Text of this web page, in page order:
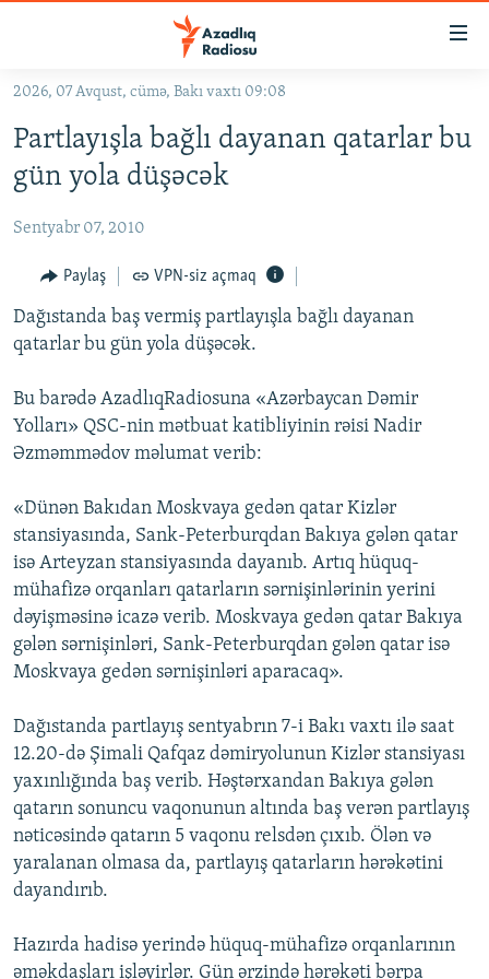
Əsas
qayıt
Əsas
naviqasiyaya
qayıt
#İZAHLA
KORRUPSIOMETR
#ƏSLINDƏ
FƏRQƏ BAX
QANUNI DOĞRU
ARAŞDIRMA
MULTIMEDIA
VIDEO
İNFOQRAFIKA
KARIKATURA
RADIO ARXIV
AZƏRBAYCAN ƏDƏBIYYATI KITABXANASI
İSLAM VƏ DEMOKRATIYA
İZ - MƏDƏNIYYƏT PROQRAMI
MISSIYAMIZ
PEŞƏ ETIKASI VƏ JURNALISTIKA STANDARTLARIMIZ
MATERIALLARIMIZDAN ISTIFADƏ
AZADLIQRADIOSU MOBIL TELEFONUNUZDA
BIZIMLƏ ƏLAQƏ
BIZI IZLƏ
RFE/RL-in bütün saytları
2026, 07 Avqust, cümə, Bakı vaxtı 09:08
Partlayışla bağlı dayanan qatarlar bu
gün yola düşəcək
Sentyabr 07, 2010
Paylaş VPN-siz açmaq
Dağıstanda baş vermiş partlayışla bağlı dayanan
qatarlar bu gün yola düşəcək.
Bu barədə AzadlıqRadiosuna «Azərbaycan Dəmir
Yolları» QSC-nin mətbuat katibliyinin rəisi Nadir
Əzməmmədov məlumat verib:
«Dünən Bakıdan Moskvaya gedən qatar Kizlər
stansiyasında, Sank-Peterburqdan Bakıya gələn qatar
isə Arteyzan stansiyasında dayanıb. Artıq hüquq-
mühafizə orqanları qatarların sərnişinlərinin yerini
dəyişməsinə icazə verib. Moskvaya gedən qatar Bakıya
gələn sərnişinləri, Sank-Peterburqdan gələn qatar isə
Moskvaya gedən sərnişinləri aparacaq».
Dağıstanda partlayış sentyabrın 7-i Bakı vaxtı ilə saat
12.20-də Şimali Qafqaz dəmiryolunun Kizlər stansiyası
yaxınlığında baş verib. Həştərxandan Bakıya gələn
qatarın sonuncu vaqonunun altında baş verən partlayış
nəticəsində qatarın 5 vaqonu relsdən çıxıb. Ölən və
yaralanan olmasa da, partlayış qatarların hərəkətini
dayandırıb.
Hazırda hadisə yerində hüquq-mühafizə orqanlarının
əməkdaşları işləyirlər. Gün ərzində hərəkəti bərpa